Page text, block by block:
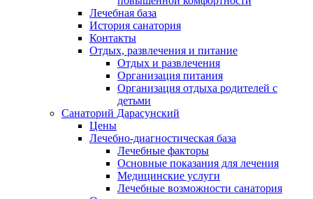
Лечебная база
История санатория
Контакты
Отдых, развлечения и питание
Отдых и развлечения
Организация питания
Организация отдыха родителей с
детьми
Санаторий Дарасунский
Цены
Лечебно-диагностическая база
Лечебные факторы
Основные показания для лечения
Медицинские услуги
Лечебные возможности санатория